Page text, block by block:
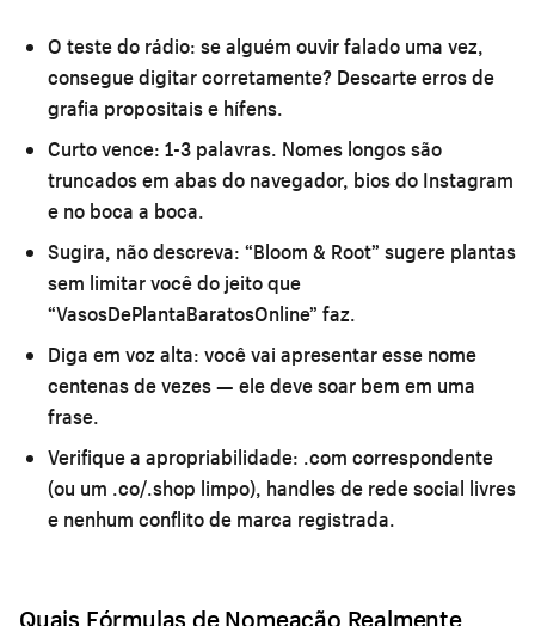
O teste do rádio: se alguém ouvir falado uma vez,
consegue digitar corretamente? Descarte erros de
grafia propositais e hífens.
Curto vence: 1-3 palavras. Nomes longos são
truncados em abas do navegador, bios do Instagram
e no boca a boca.
Sugira, não descreva: “Bloom & Root” sugere plantas
sem limitar você do jeito que
“VasosDePlantaBaratosOnline” faz.
Diga em voz alta: você vai apresentar esse nome
centenas de vezes — ele deve soar bem em uma
frase.
Verifique a apropriabilidade: .com correspondente
(ou um .co/.shop limpo), handles de rede social livres
e nenhum conflito de marca registrada.
Quais Fórmulas de Nomeação Realmente